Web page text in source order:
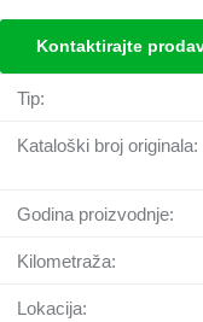
Kontaktirajte
Tip:
Kataloški broj originala:
Godina proizvodnje:
Kilometraža:
Lokacija: